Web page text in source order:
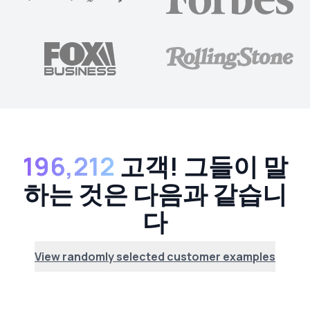
196,212 고객! 그들이 말
하는 것은 다음과 같습니
다
View randomly selected customer examples